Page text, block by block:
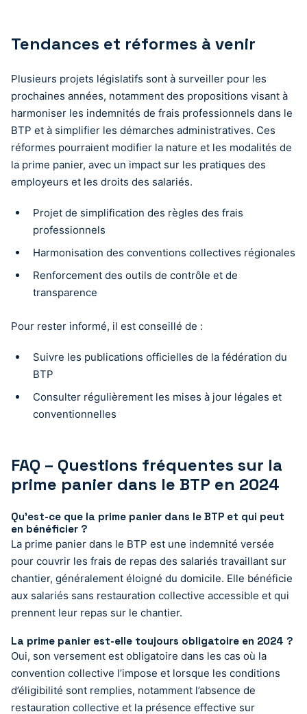
Tendances et réformes à venir
Plusieurs projets législatifs sont à surveiller pour les
prochaines années, notamment des propositions visant à
harmoniser les indemnités de frais professionnels dans le
BTP et à simplifier les démarches administratives. Ces
réformes pourraient modifier la nature et les modalités de
la prime panier, avec un impact sur les pratiques des
employeurs et les droits des salariés.
Projet de simplification des règles des frais
professionnels
Harmonisation des conventions collectives régionales
Renforcement des outils de contrôle et de
transparence
Pour rester informé, il est conseillé de :
Suivre les publications officielles de la fédération du
BTP
Consulter régulièrement les mises à jour légales et
conventionnelles
FAQ – Questions fréquentes sur la
prime panier dans le BTP en 2024
Qu’est-ce que la prime panier dans le BTP et qui peut
en bénéficier ?
La prime panier dans le BTP est une indemnité versée
pour couvrir les frais de repas des salariés travaillant sur
chantier, généralement éloigné du domicile. Elle bénéficie
aux salariés sans restauration collective accessible et qui
prennent leur repas sur le chantier.
La prime panier est-elle toujours obligatoire en 2024 ?
Oui, son versement est obligatoire dans les cas où la
convention collective l’impose et lorsque les conditions
d’éligibilité sont remplies, notamment l’absence de
restauration collective et la présence effective sur